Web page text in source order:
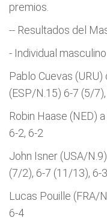
premios.
-- Resultados del
- Individual
Pablo Cuevas
(ESP/N.15) 6-7 (5/
Robin Haase (NED)
6-2, 6-2
John Isner (USA/
(7/2), 6-7 (11/13), 6-3
Lucas Pouille (FRA/
6-4